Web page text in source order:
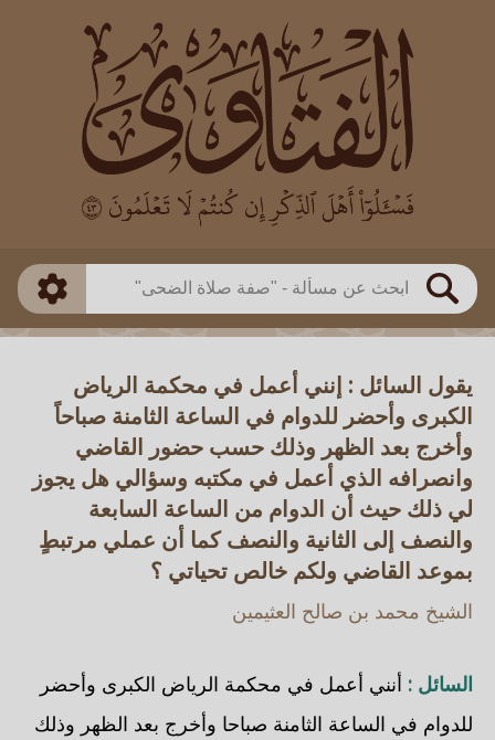
بحث
العالم
بن باز
بن العثيمين
اللجنة الدائمة
طريقة البحث
ذكي
يقول السائل : إنني أعمل في محكمة الرياض
الكبرى وأحضر للدوام في الساعة الثامنة صباحاً
وأخرج بعد الظهر وذلك حسب حضور القاضي
وانصرافه الذي أعمل في مكتبه وسؤالي هل يجوز
لي ذلك حيث أن الدوام من الساعة السابعة
والنصف إلى الثانية والنصف كما أن عملي مرتبطٍ
بموعد القاضي ولكم خالص تحياتي ؟
الشيخ محمد بن صالح العثيمين
السائل : أنني أعمل في محكمة الرياض الكبرى وأحضر
للدوام في الساعة الثامنة صباحا وأخرج بعد الظهر وذلك